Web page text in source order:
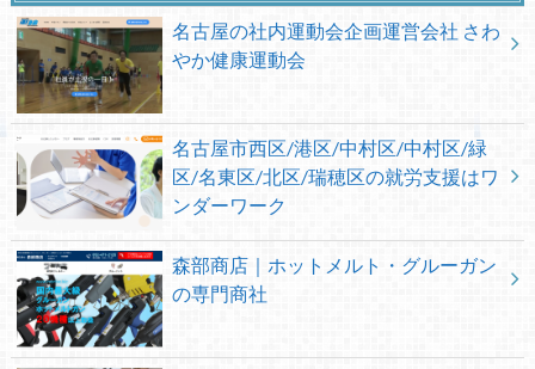
名古屋の社内運動会企画運営会社 さわ
やか健康運動会
名古屋市西区/港区/中村区/中村区/緑
区/名東区/北区/瑞穂区の就労支援はワ
ンダーワーク
森部商店｜ホットメルト・グルーガン
の専門商社